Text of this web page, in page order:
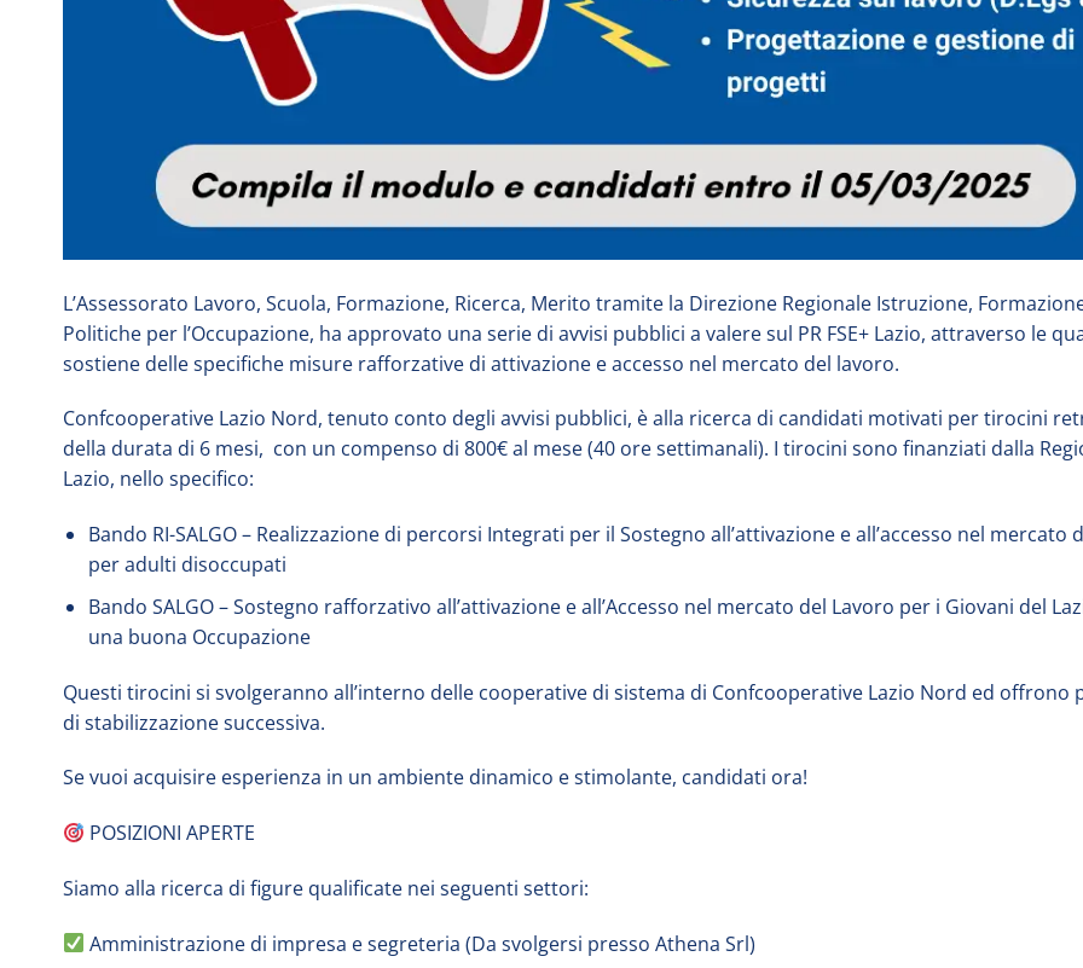
L’Assessorato Lavoro, Scuola, Formazione, Ricerca, Merito tramite la Direzione Regionale Istruzione,
Politiche per l’Occupazione, ha approvato una serie di avvisi pubblici a valere sul PR FSE+ Lazio, attraverso le
sostiene delle specifiche misure rafforzative di attivazione e accesso nel mercato del lavoro.
Confcooperative Lazio Nord, tenuto conto degli avvisi pubblici, è alla ricerca di candidati motivati per tirocini
della durata di 6 mesi, con un compenso di 800€ al mese (40 ore settimanali). I tirocini sono finanziati dalla
Lazio, nello specifico:
Bando RI-SALGO – Realizzazione di percorsi Integrati per il Sostegno all’attivazione e all’accesso nel mercato
per adulti disoccupati
Bando SALGO – Sostegno rafforzativo all’attivazione e all’Accesso nel mercato del Lavoro per i Giovani del
una buona Occupazione
Questi tirocini si svolgeranno all’interno delle cooperative di sistema di Confcooperative Lazio Nord ed offrono
di stabilizzazione successiva.
Se vuoi acquisire esperienza in un ambiente dinamico e stimolante, candidati ora!
POSIZIONI APERTE
Siamo alla ricerca di figure qualificate nei seguenti settori:
Amministrazione di impresa e segreteria (Da svolgersi presso Athena Srl)